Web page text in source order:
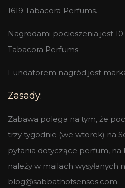
1619 Tabacora Perfums.
Nagrodami pocieszenia jest
Tabacora Perfums.
Fundatorem nagród jest
Zasady:
Zabawa polega na tym, że
trzy tygodnie (we wtorek) na
pytania dotyczące perfum,
należy w mailach wysyłanych
blog@sabbathofsenses.com.